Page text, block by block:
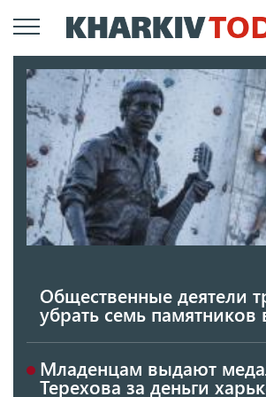
Перейти
к
Общественные деятели
убрать семь памятников
Младенцам выдают
Терехова за деньги